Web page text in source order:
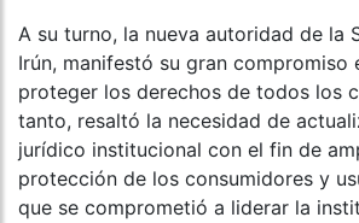
A su turno, la nueva autoridad de la
Irún, manifestó su gran compromiso
proteger los derechos de todos los
tanto, resaltó la necesidad de
jurídico institucional con el fin de
protección de los consumidores y
que se comprometió a liderar la